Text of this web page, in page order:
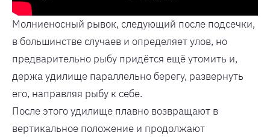
Молниеносный рывок, следующий после подсечки,
в большинстве случаев и определяет улов, но
предварительно рыбу придётся ещё утомить и,
держа удилище параллельно берегу, развернуть
его, направляя рыбу к себе.
После этого удилище плавно возвращают в
вертикальное положение и продолжают